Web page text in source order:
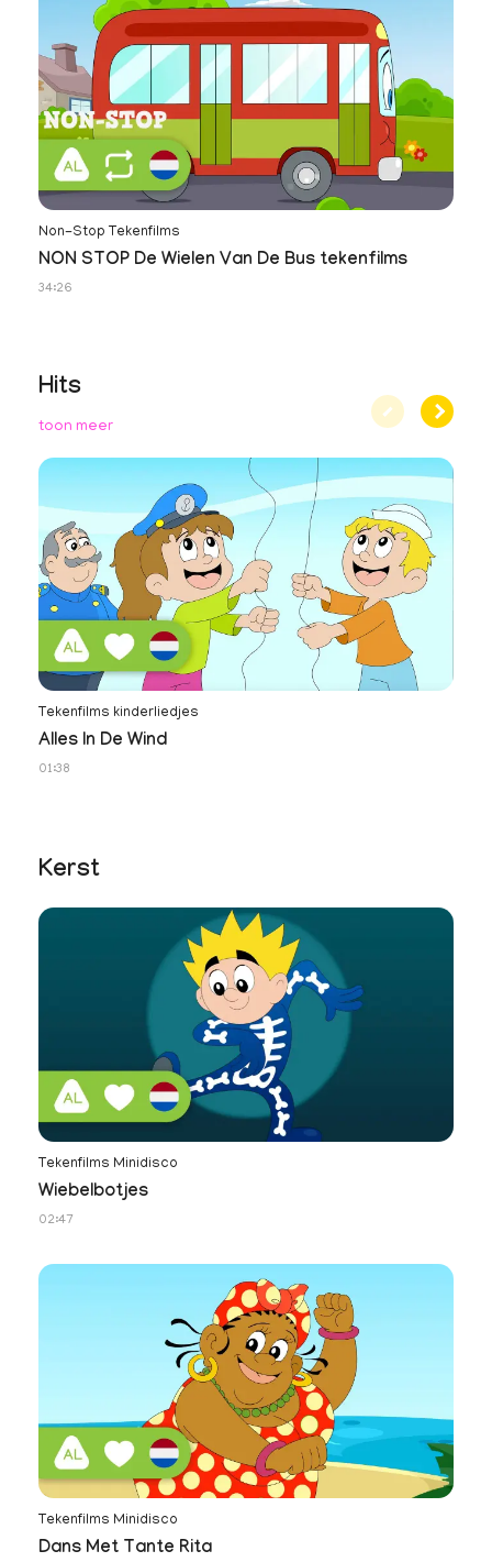
Non-Stop Tekenfilms
NON STOP De Wielen Van De Bus tekenfilms
34:26
Hits
toon meer
Tekenfilms kinderliedjes
Alles In De Wind
01:38
Kerst
Tekenfilms Minidisco
Wiebelbotjes
02:47
Tekenfilms Minidisco
Dans Met Tante Rita